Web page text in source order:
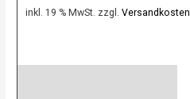
inkl. 19 % MwSt. zzgl.Versandkosten